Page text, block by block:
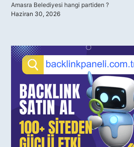
Amasra Belediyesi hangi partiden ?
Haziran 30, 2026